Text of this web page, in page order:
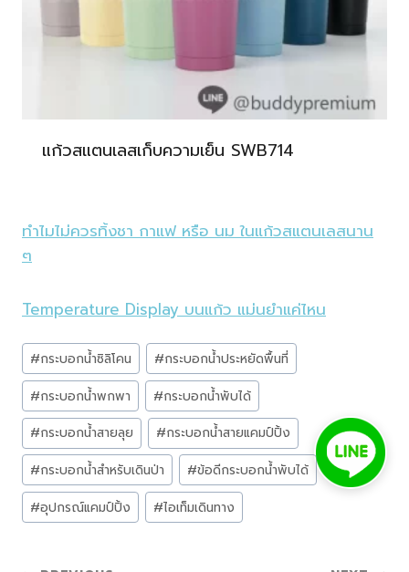
แก้วสแตนเลสเก็บความเย็น SWB714
ทำไมไม่ควรทิ้งชา กาแฟ หรือ นม ในแก้วสแตนเลสนาน
ๆ
Temperature Display บนแก้ว แม่นยำแค่ไหน
Post
Tags:
#กระบอกน้ำซิลิโคน #กระบอกน้ำประหยัดพื้นที่
#กระบอกน้ำพกพา #กระบอกน้ำพับได้
#กระบอกน้ำสายลุย #กระบอกน้ำสายแคมป์ปิ้ง
#กระบอกน้ำสำหรับเดินป่า #ข้อดีกระบอกน้ำพับได้
#อุปกรณ์แคมป์ปิ้ง #ไอเท็มเดินทาง